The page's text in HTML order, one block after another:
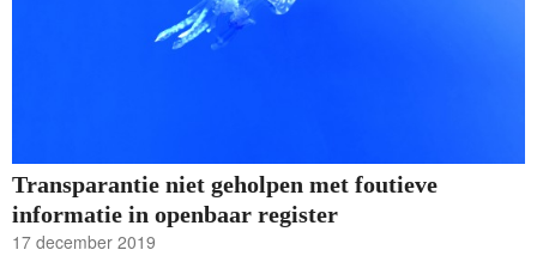
Transparantie niet geholpen met foutieve
informatie in openbaar register
17 december 2019